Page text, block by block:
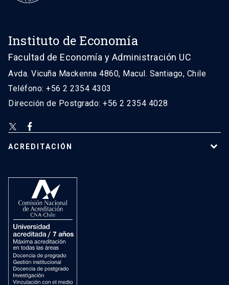
Instituto de Economía
Facultad de Economía y Administración UC
Avda. Vicuña Mackenna 4860, Macul. Santiago, Chile
Teléfono: +56 2 2354 4303
Dirección de Postgrado: +56 2 2354 4028
ACREDITACIÓN